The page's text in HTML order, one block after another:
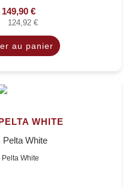
149,90 €
124,92 €
WHITE
Pelta White
White